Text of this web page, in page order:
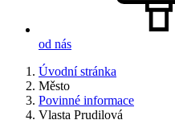
od nás
Úvodní stránka
Město
Povinné informace
Vlasta Prudilová